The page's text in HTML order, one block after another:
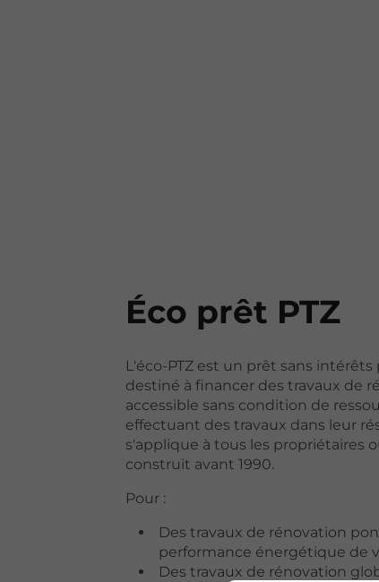
Éco prêt PTZ
L'éco-PTZ est un prêt sans
destiné à financer des travaux de
accessible sans condition de
effectuant des travaux dans leur
s'applique à tous les propriétaires
construit avant 1990.
Pour :
Des travaux de rénovation
performance énergétique de
Des travaux de rénovation